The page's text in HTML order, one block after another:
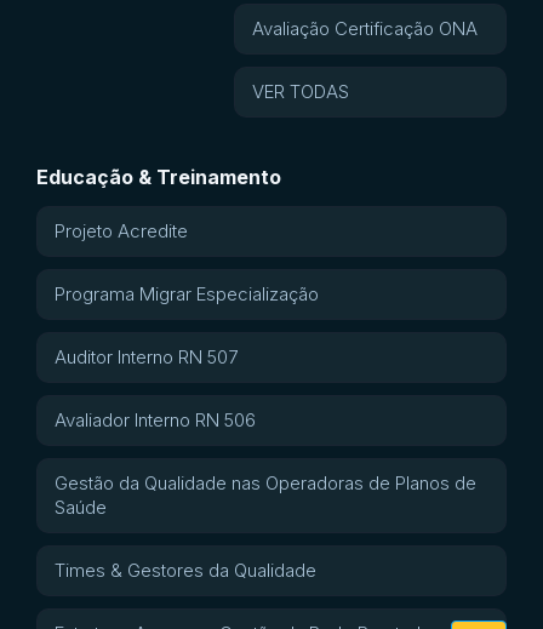
Avaliação Certificação ONA
VER TODAS
Educação & Treinamento
Projeto Acredite
Programa Migrar Especialização
Auditor Interno RN 507
Avaliador Interno RN 506
Gestão da Qualidade nas Operadoras de Planos de
Saúde
Times & Gestores da Qualidade